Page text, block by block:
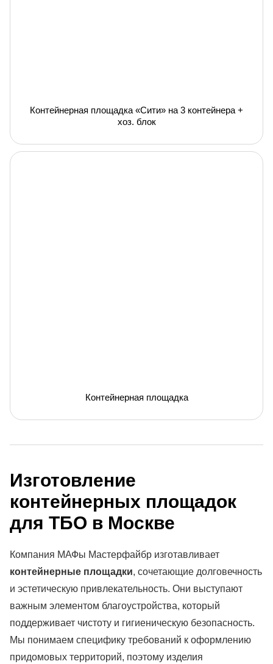
Контейнерная площадка «Сити» на 3 контейнера +
хоз. блок
Контейнерная площадка
Изготовление
контейнерных площадок
для ТБО в Москве
Компания МАФы Мастерфайбр изготавливает
контейнерные площадки, сочетающие долговечность
и эстетическую привлекательность. Они выступают
важным элементом благоустройства, который
поддерживает чистоту и гигиеническую безопасность.
Мы понимаем специфику требований к оформлению
придомовых территорий, поэтому изделия